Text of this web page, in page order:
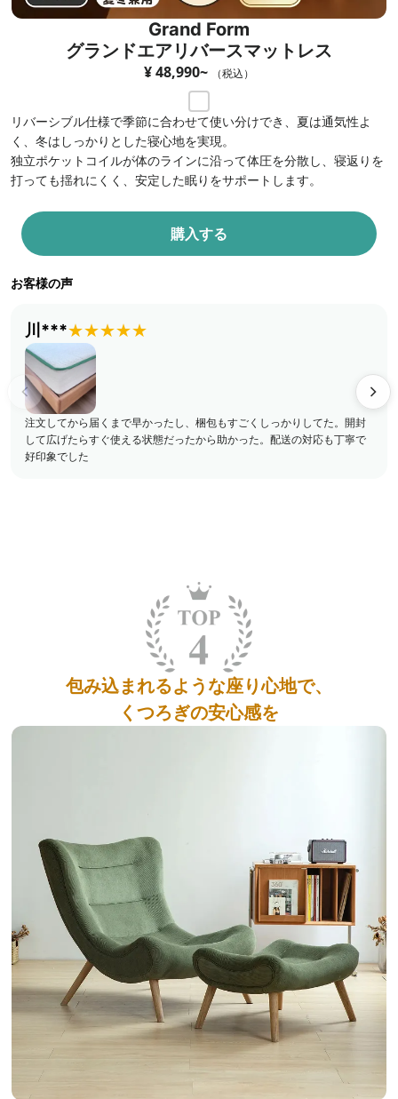
Grand Form
グランドエアリバースマットレス
¥ 48,990~ （税込）
リバーシブル仕様で季節に合わせて使い分けでき、夏は通気性よ
く、冬はしっかりとした寝心地を実現。
独立ポケットコイルが体のラインに沿って体圧を分散し、寝返りを
打っても揺れにくく、安定した眠りをサポートします。
お客様の声
川***★★★★★
注文してから届くまで早かったし、梱包もすごくしっかりしてた。開封
して広げたらすぐ使える状態だったから助かった。配送の対応も丁寧で
好印象でした
購入する
包み込まれるような座り心地で、
くつろぎの安心感を